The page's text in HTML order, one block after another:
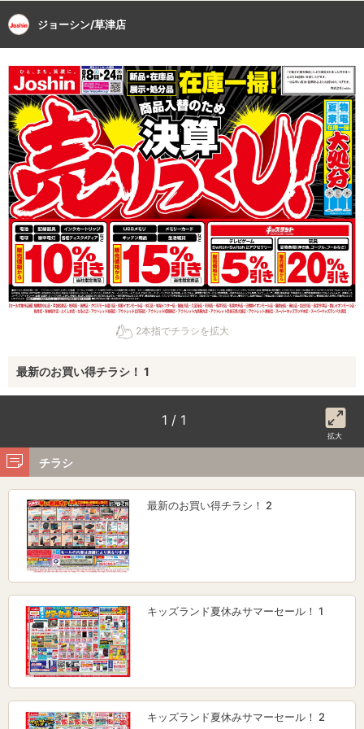
ジョーシン/草津店
2本指でチラシを拡大
最新のお買い得チラシ！ 1
1 / 1
拡大
チラシ
最新のお買い得チラシ！ 2
キッズランド夏休みサマーセール！ 1
キッズランド夏休みサマーセール！ 2